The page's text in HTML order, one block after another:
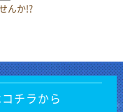
んか!?
チラから